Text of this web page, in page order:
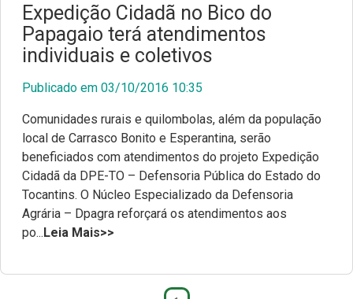
Editais
Pautas de Julgamentos
Consulta de Precedentes
Revista Adsumus
Revista Arandu - Norteando Direitos
Expedição Cidadã no Bico do
Papagaio terá atendimentos
individuais e coletivos
Publicado em 03/10/2016 10:35
Comunidades rurais e quilombolas, além da população
local de Carrasco Bonito e Esperantina, serão
beneficiados com atendimentos do projeto Expedição
Cidadã da DPE-TO – Defensoria Pública do Estado do
Tocantins. O Núcleo Especializado da Defensoria
Agrária – Dpagra reforçará os atendimentos aos
po...Leia Mais>>